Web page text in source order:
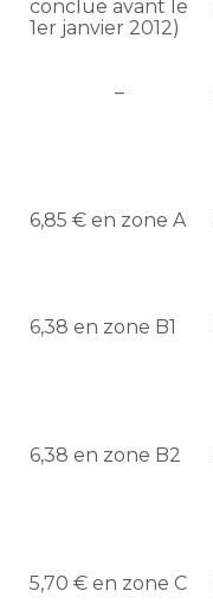
conclue avant le
1er janvier 2012)
–
6,85 € en zone A
6,38 en zone B1
6,38 en zone B2
5,70 € en zone C